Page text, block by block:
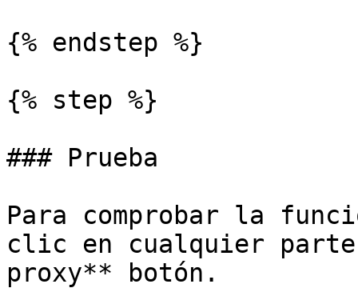
{% endstep %}
{% step %}
### Prueba
Para comprobar la
clic en cualquier
proxy** botón.